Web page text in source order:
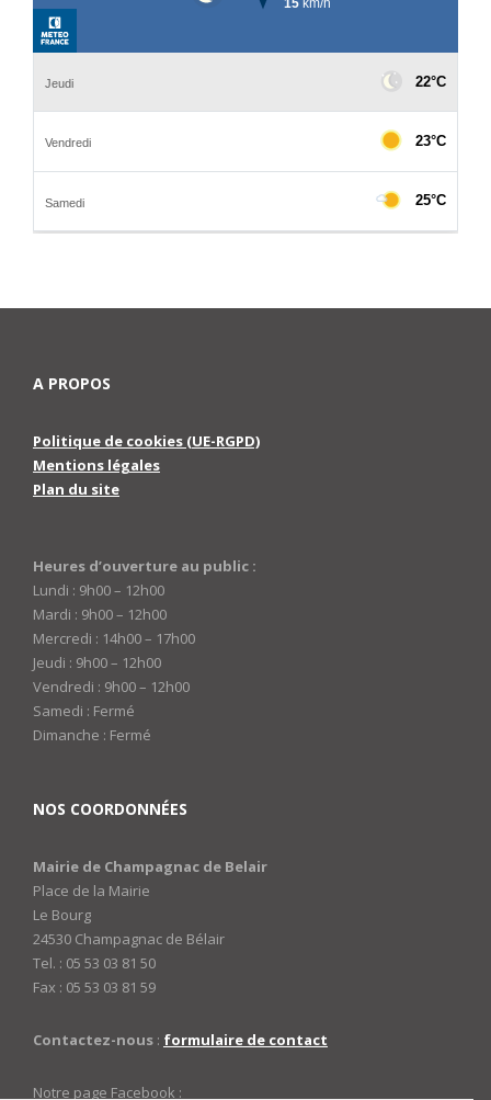
A PROPOS
Politique de cookies (UE-RGPD)
Mentions légales
Plan du site
Heures d’ouverture au public :
Lundi : 9h00 – 12h00
Mardi : 9h00 – 12h00
Mercredi : 14h00 – 17h00
Jeudi : 9h00 – 12h00
Vendredi : 9h00 – 12h00
Samedi : Fermé
Dimanche : Fermé
NOS COORDONNÉES
Mairie de Champagnac de Belair
Place de la Mairie
Le Bourg
24530 Champagnac de Bélair
Tel. : 05 53 03 81 50
Fax : 05 53 03 81 59
Contactez-nous : formulaire de contact
Notre page Facebook :